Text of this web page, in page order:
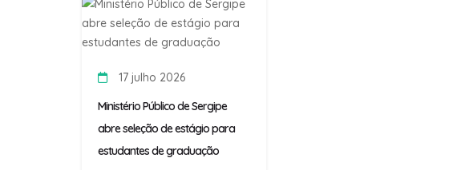
17 julho 2026
Ministério Público de Sergipe
abre seleção de estágio para
estudantes de graduação